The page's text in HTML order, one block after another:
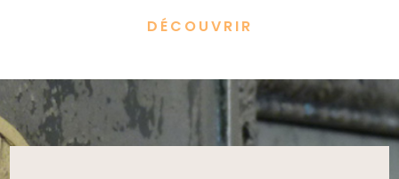
DÉCOUVRIR